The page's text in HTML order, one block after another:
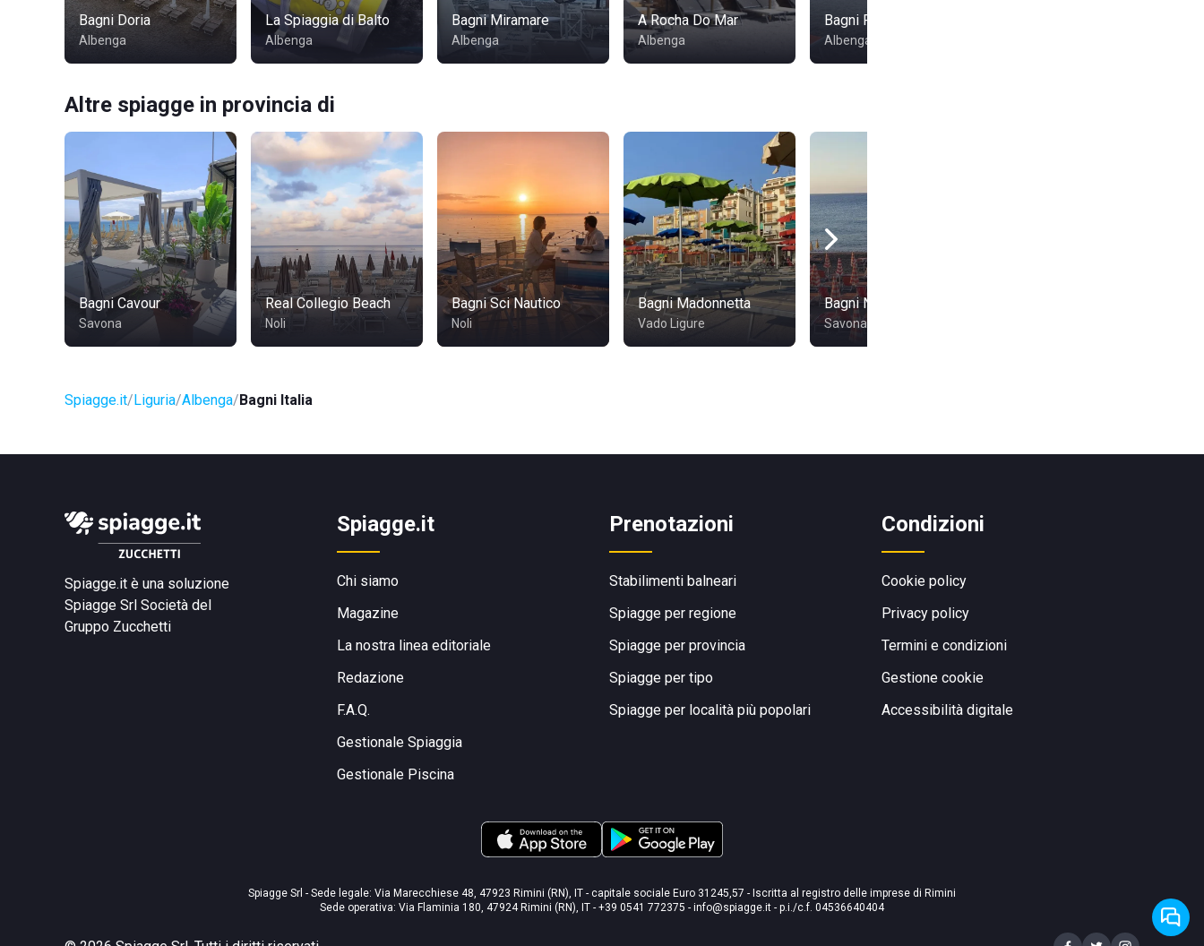
Bagni Doria
Albenga
La Spiaggia di Balto
Albenga
Bagni Miramare
Albenga
A Rocha Do Mar
Albenga
Bagni Rio
Albenga
Altre spiagge in provincia di
Bagni Cavour
Savona
Real Collegio Beach
Noli
Bagni Sci Nautico
Noli
Bagni Madonnetta
Vado Ligure
Bagni Nilo
Savona
Spiagge.it Liguria Albenga Bagni Italia
Spiagge.it è una soluzione
Spiagge Srl Società del
Gruppo Zucchetti
Spiagge.it
Chi siamo
Magazine
La nostra linea editoriale
Redazione
F.A.Q.
Gestionale Spiaggia
Gestionale Piscina
Prenotazioni
Stabilimenti balneari
Spiagge per regione
Spiagge per provincia
Spiagge per tipo
Spiagge per località più popolari
Condizioni
Cookie policy
Privacy policy
Termini e condizioni
Gestione cookie
Accessibilità digitale
Spiagge Srl - Sede legale: Via Marecchiese 48, 47923 Rimini (RN), IT - capitale sociale Euro 31245,57 - Iscritta al registro delle imprese di Rimini
Sede operativa: Via Flaminia 180, 47924 Rimini (RN), IT - +39 0541 772375 - info@spiagge.it - p.i./c.f. 04536640404